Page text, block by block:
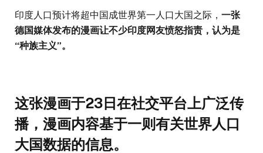
印度人口预计将超中国成世界第一人口大国之际， 一张
德国媒体发布的漫画让不少印度网友愤怒指责，认为是
“种族主义”。
这张漫画于23日在社交平台上广泛传
播，漫画内容基于一则有关世界人口
大国数据的信息。